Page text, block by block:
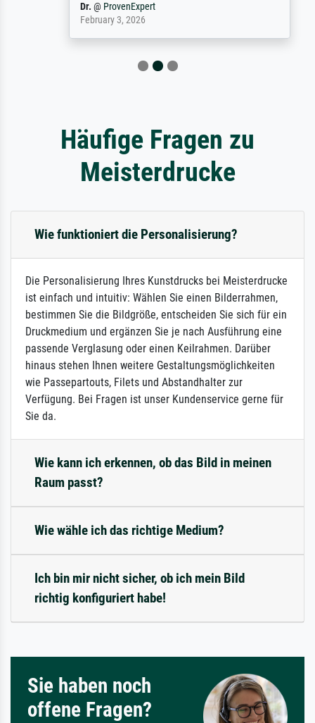
@ProvenExpert
February 3, 2026
Häufige Fragen zu
Meisterdrucke
Wie funktioniert die Personalisierung?
Die Personalisierung Ihres Kunstdrucks bei Meisterdrucke
ist einfach und intuitiv: Wählen Sie einen Bilderrahmen,
bestimmen Sie die Bildgröße, entscheiden Sie sich für ein
Druckmedium und ergänzen Sie je nach Ausführung eine
passende Verglasung oder einen Keilrahmen. Darüber
hinaus stehen Ihnen weitere Gestaltungsmöglichkeiten
wie Passepartouts, Filets und Abstandhalter zur
Verfügung. Bei Fragen ist unser Kundenservice gerne für
Sie da.
Wie kann ich erkennen, ob das Bild in meinen
Raum passt?
Wie wähle ich das richtige Medium?
Ich bin mir nicht sicher, ob ich mein Bild
richtig konfiguriert habe!
Sie haben noch
offene Fragen?